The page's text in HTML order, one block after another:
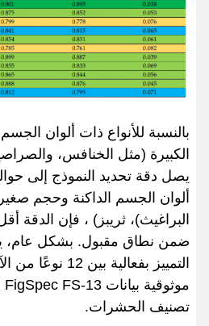
بالنسبة للأنواع ذات ألوان
الكبيرة (مثل الخنافس،
ألوان الجسم الداكنة وحجم
البراغيث)، ثريبز) ، فإن الدقة
التمييز بفعالية
تصنيف الحشرات.